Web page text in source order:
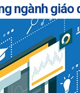
ngành giáo